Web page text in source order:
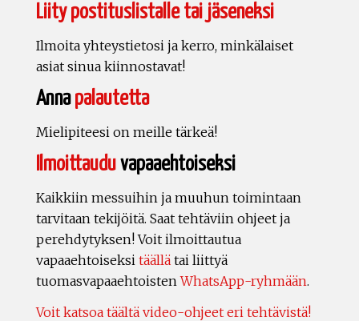
Liity postituslistalle tai jäseneksi
Ilmoita yhteystietosi ja kerro, minkälaiset
asiat sinua kiinnostavat!
Annapalautetta
Mielipiteesi on meille tärkeä!
Ilmoittauduvapaaehtoiseksi
Kaikkiin messuihin ja muuhun toimintaan
tarvitaan tekijöitä. Saat tehtäviin ohjeet ja
perehdytyksen! Voit ilmoittautua
vapaaehtoiseksi täällä tai liittyä
tuomasvapaaehtoistenWhatsApp-ryhmään.
Voit katsoa täältä video-ohjeet eri tehtävistä!